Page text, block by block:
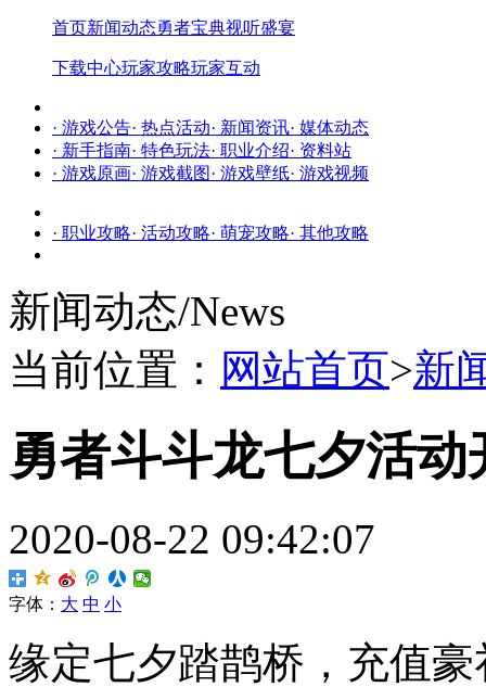
首页新闻动态勇者宝典视听盛宴
下载中心玩家攻略玩家互动
· 游戏公告· 热点活动· 新闻资讯· 媒体动态
· 新手指南· 特色玩法· 职业介绍· 资料站
· 游戏原画· 游戏截图· 游戏壁纸· 游戏视频
· 职业攻略· 活动攻略· 萌宠攻略· 其他攻略
新闻动态/News
当前位置： 网站首页>新
勇者斗斗龙七夕活动
2020-08-22 09:42:07
字体： 大 中 小
缘定七夕踏鹊桥，充值